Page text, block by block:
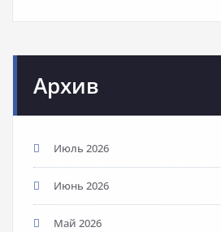
Архив
Июль 2026
Июнь 2026
Май 2026